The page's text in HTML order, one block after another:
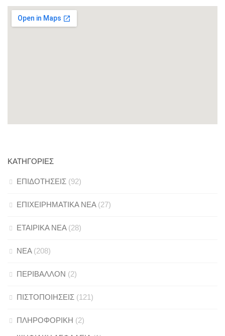
ΚΑΤΗΓΟΡΊΕΣ
ΕΠΙΔΟΤΗΣΕΙΣ (92)
ΕΠΙΧΕΙΡΗΜΑΤΙΚΑ ΝΕΑ(27)
ΕΤΑΙΡΙΚΑ ΝΕΑ(28)
ΝΕΑ(208)
ΠΕΡΙΒΑΛΛΟΝ (2)
ΠΙΣΤΟΠΟΙΗΣΕΙΣ (121)
ΠΛΗΡΟΦΟΡΙΚΗ (2)